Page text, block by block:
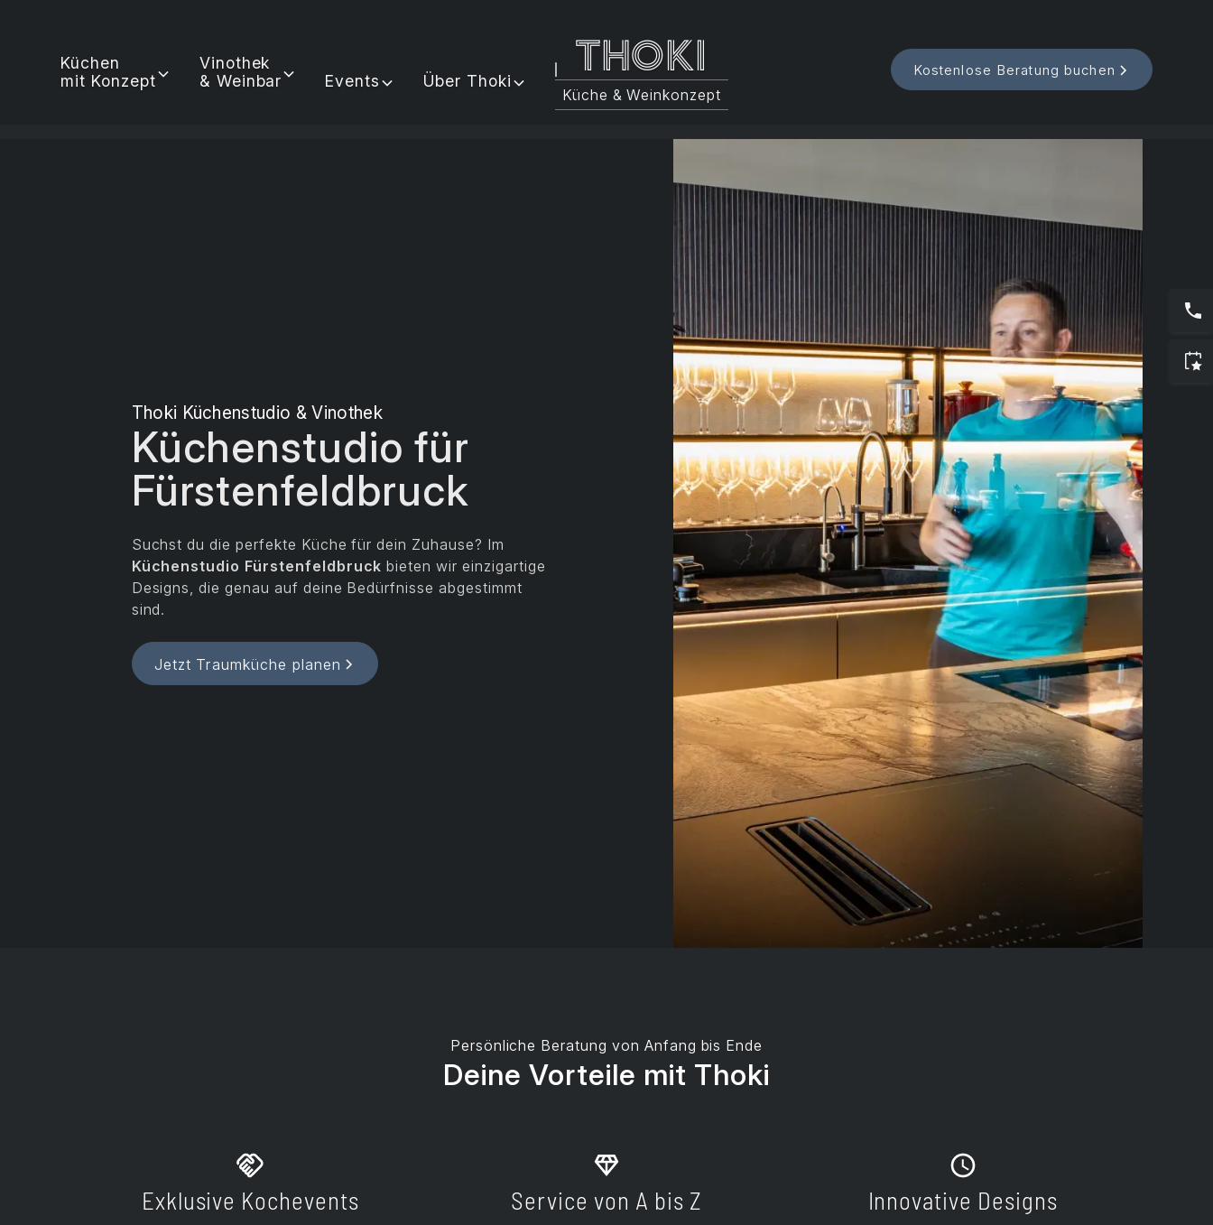
Küchen
mit Konzept
Vinothek
& Weinbar
Events Über Thoki Thoki
Küche & Weinkonzept
Kostenlose Beratung buchen
Thoki Küchenstudio & Vinothek
Küchenstudio für
Fürstenfeldbruck
Suchst du die perfekte Küche für dein Zuhause? Im
Küchenstudio Fürstenfeldbruck bieten wir einzigartige
Designs, die genau auf deine Bedürfnisse abgestimmt
sind.
Jetzt Traumküche planen
Persönliche Beratung von Anfang bis Ende
Deine Vorteile mit Thoki
Exklusive Kochevents Service von A bis Z Innovative Designs